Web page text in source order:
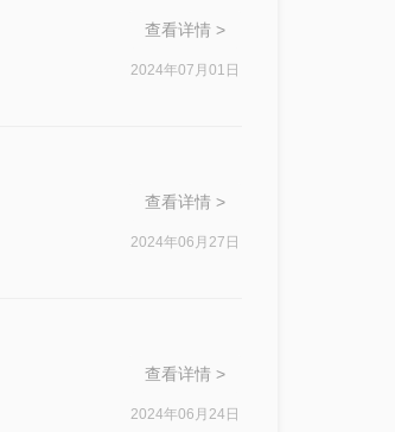
查看详情 >
2024年07月01日
查看详情 >
2024年06月27日
查看详情 >
2024年06月24日